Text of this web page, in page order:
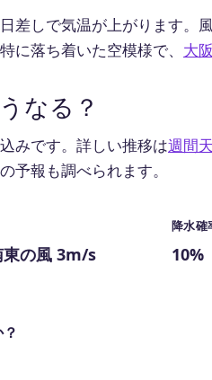
差しで気温が上がります。
に落ち着いた空模様で、 大
なる？
みです。詳しい推移は週間
予報も調べられます。
東の風 3m/s
降水確
10%